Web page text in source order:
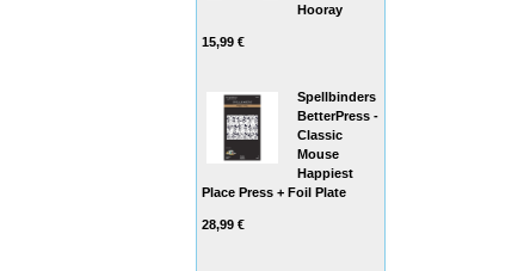
Hooray
15,99 €
Spellbinders
BetterPress -
Classic
Mouse
Happiest
Place Press + Foil Plate
28,99 €